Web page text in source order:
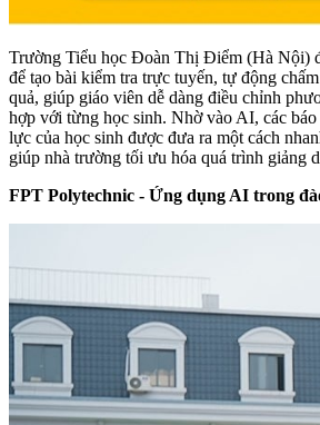
Trường Tiểu học Đoàn Thị Điểm (Hà Nội)
để tạo bài kiểm tra trực tuyến, tự động
quả, giúp giáo viên dễ dàng điều chỉnh
hợp với từng học sinh. Nhờ vào AI, các báo
lực của học sinh được đưa ra một cách
giúp nhà trường tối ưu hóa quá trình giảng
FPT Polytechnic - Ứng dụng AI trong